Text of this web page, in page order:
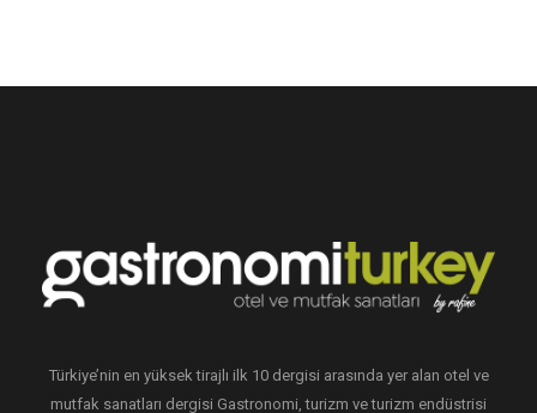
Türkiye’nin en yüksek tirajlı ilk 10 dergisi arasında yer alan otel ve
mutfak sanatları dergisi Gastronomi, turizm ve turizm endüstrisi